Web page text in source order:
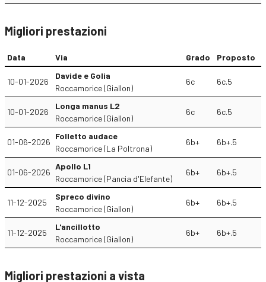
Migliori prestazioni
Data Via Grado Proposto
10-01-2026
Davide e Golia
Roccamorice (Giallon)
6c 6c.5
10-01-2026
Longa manus L2
Roccamorice (Giallon)
6c 6c.5
01-06-2026
Folletto audace
Roccamorice (La Poltrona)
6b+ 6b+.5
01-06-2026
Apollo L1
Roccamorice (Pancia d'Elefante)
6b+ 6b+.5
11-12-2025
Spreco divino
Roccamorice (Giallon)
6b+ 6b+.5
11-12-2025
L'ancillotto
Roccamorice (Giallon)
6b+ 6b+.5
Migliori prestazioni a vista